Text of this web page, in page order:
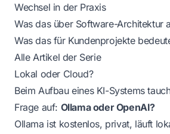
Wechsel in der Praxis
Was das über Software-Architektur
Was das für Kundenprojekte
Alle Artikel der Serie
Lokal oder Cloud?
Beim Aufbau eines KI-Systems
Frage auf: Ollama oder OpenAI?
Ollama ist kostenlos, privat, läuft